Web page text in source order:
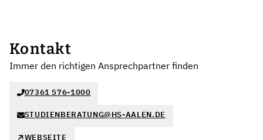
Kontakt
Immer den richtigen Ansprechpartner finden
07361 576-1000
STUDIENBERATUNG@HS-AALEN.DE
WEBSEITE